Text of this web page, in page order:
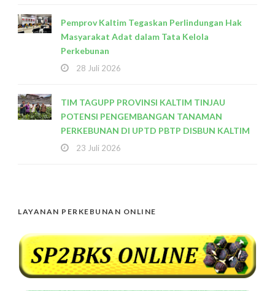
Pemprov Kaltim Tegaskan Perlindungan Hak
Masyarakat Adat dalam Tata Kelola
Perkebunan
28 Juli 2026
TIM TAGUPP PROVINSI KALTIM TINJAU
POTENSI PENGEMBANGAN TANAMAN
PERKEBUNAN DI UPTD PBTP DISBUN KALTIM
23 Juli 2026
LAYANAN PERKEBUNAN ONLINE